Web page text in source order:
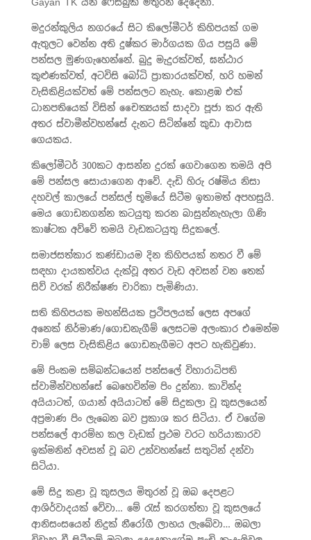
මදුරන්කුලිය නගරයේ සිට කිලෝමීටර් කිහිපයක් ගම
ඇතුලට වෙන්න අති දුෂ්කර මාර්ගයක ගිය පසුයි මේ
පන්සල මුණගැහෙන්නේ. බුදු මැදුරක්වත්, ඝන්ඨාර
කුළුණක්වත්, අටවිසි බෝධි ප්‍රාකාරයක්වත්, හරි හමන්
වැසිකිළියක්වත් මේ පන්සලට නැහැ. කොළඹ එක්
ධානපතියෙක් විසින් චෛත්‍යයක් සාදවා පූජා කර ඇති
අතර ස්වාමීන්වහන්සේ දැනට සිටින්නේ කුඩා ආවාස
ගෙයකය.
කිලෝමීටර් 300කට ආසන්න දුරක් ගෙවාගෙන තමයි අපි
මේ පන්සල සොයාගෙන ආවේ. දැඩි හිරු රෂ්මිය නිසා
දහවල් කාලයේ පන්සල් භූමියේ සිටීම ඉතාමත් අපහසුයි.
මෙය ගොඩනගන්න කටයුතු කරන බාසුන්නැහැලා ගිණි
කාෂ්ටක අව්වේ තමයි වැඩකටයුතු සිදුකලේ.
සමාජසත්කාර කණ්ඩායම දින කිහිපයක් නතර වී මේ
සඳහා දායකත්වය දැක්වූ අතර වැඩ අවසන් වන තෙක්
සිව් වරක් නිරීක්ෂණ චාරිකා පැමිණියා.
සති කිහිපයක මහන්සියක ප්‍රථිපලයක් ලෙස අපගේ
අනෙක් නිර්මාණ/ගොඩනැගීම් ලෙසටම අලංකාර එමෙන්ම
චාම් ලෙස වැසිකිළිය ගොඩනැගීමට අපට හැකිවුණා.
මේ පිංකම සම්බන්ධයෙන් පන්සලේ විහාරාධිපති
ස්වාමීන්වහන්සේ බෙහෙවින්ම පිං දුන්නා. කාවින්ද
අයියාටත්, ගයාන් අයියාටත් මේ සිදුකලා වූ කුසලයෙන්
අප්‍රමාණ පිං ලැබෙන බව ප්‍රකාශ කර සිටියා. ඒ වගේම
පන්සලේ ආරම්භ කල වැඩක් ප්‍රථම වරට හරියාකාරව
ඉක්මනින් අවසන් වූ බව උන්වහන්සේ සතුටින් දන්වා
සිටියා.
මේ සිදු කළා වූ කුසලය මිතුරන් වූ ඔබ දෙපළට
ආශිර්වාදයක් වේවා… මේ රැස් කරගත්තා වූ කුසලයේ
ආනිසංසයෙන් නිදුක් නීරෝගී ලාභය ලැබේවා… ඔබලා